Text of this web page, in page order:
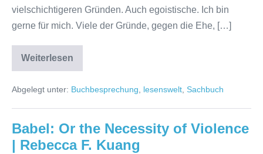
vielschichtigeren Gründen. Auch egoistische. Ich bin
gerne für mich. Viele der Gründe, gegen die Ehe, […]
Weiterlesen
Ehe
|
Abgelegt unter: Buchbesprechung, lesenswelt, Sachbuch
Babel: Or the Necessity of Violence
| Rebecca F. Kuang